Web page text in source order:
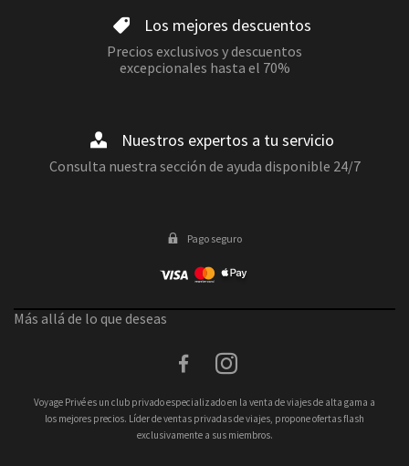
Los mejores descuentos
Precios exclusivos y descuentos
excepcionales hasta el 70%
Nuestros expertos a tu servicio
Consulta nuestra sección de ayuda disponible 24/7
Pago seguro
Más allá de lo que deseas
Voyage Privé es un club privado especializado en la venta de viajes de alta gama a
los mejores precios. Líder de ventas privadas de viajes, propone ofertas flash
exclusivamente a sus miembros.